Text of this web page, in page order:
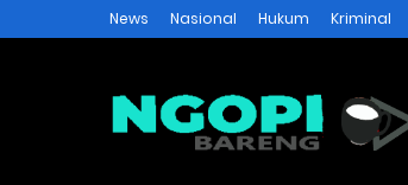
News Nasional Hukum Kriminal